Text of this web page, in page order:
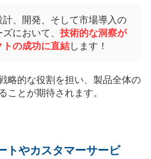
計、開発、そして市場導入の
において、 技術的な洞察が
トの成功に直結します！
略的な役割を担い、製品全体の
ことが期待されます。
トやカスタマーサービ